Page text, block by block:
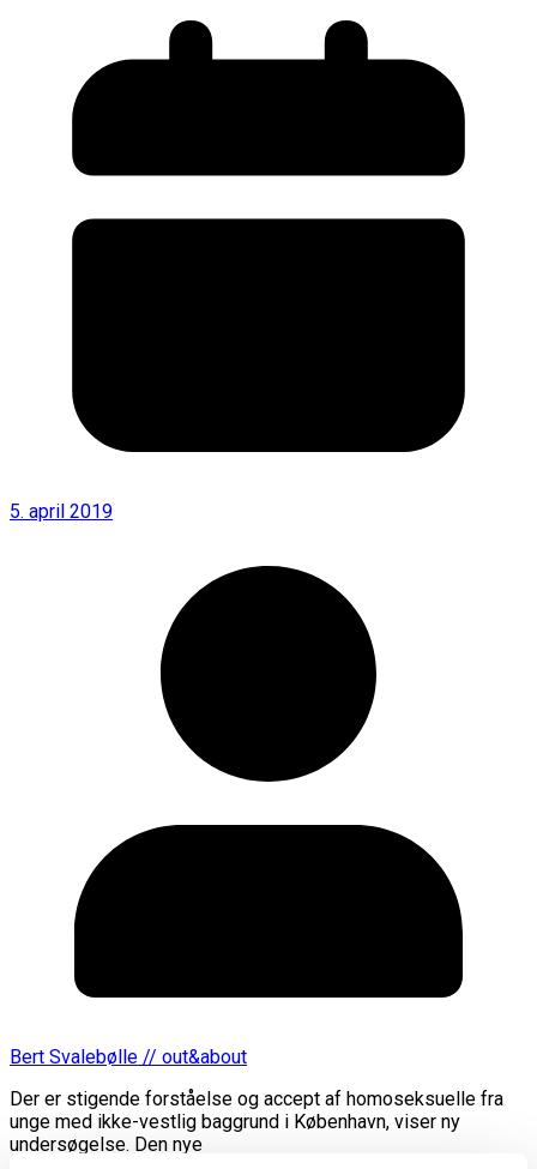
5. april 2019
Bert Svalebølle // out&about
Der er stigende forståelse og accept af homoseksuelle fra
unge med ikke-vestlig baggrund i København, viser ny
undersøgelse. Den nye